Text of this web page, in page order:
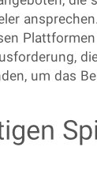
um das